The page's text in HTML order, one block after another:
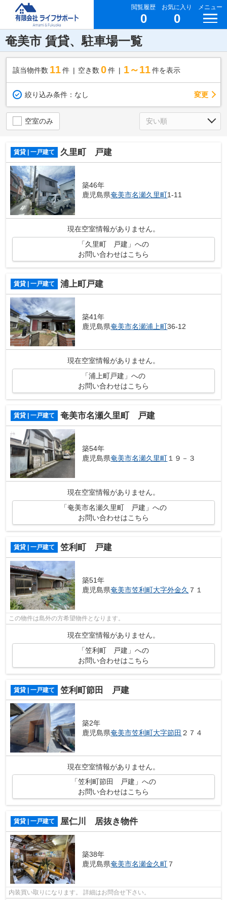
閲覧履歴
0
お気に入り
0
メニュー
奄美市 賃貸、駐車場一覧
該当物件数 11件 空き数 0 件 1～11 件を表示
絞り込み条件： なし 変更
空室のみ
賃貸 | 一戸建て 久里町 戸建
築46年
鹿児島県奄美市名瀬久里町1-11
現在空室情報がありません。
「久里町 戸建」への
お問い合わせはこちら
賃貸 | 一戸建て 浦上町戸建
築41年
鹿児島県奄美市名瀬浦上町36-12
現在空室情報がありません。
「浦上町戸建」への
お問い合わせはこちら
賃貸 | 一戸建て 奄美市名瀬久里町 戸建
築54年
鹿児島県奄美市名瀬久里町 １９－３
現在空室情報がありません。
「奄美市名瀬久里町 戸建」への
お問い合わせはこちら
賃貸 | 一戸建て 笠利町 戸建
築51年
鹿児島県奄美市笠利町大字外金久 ７１
この物件は島外の方希望物件となります。
現在空室情報がありません。
「笠利町 戸建」への
お問い合わせはこちら
賃貸 | 一戸建て 笠利町節田 戸建
築2年
鹿児島県奄美市笠利町大字節田 ２７４
現在空室情報がありません。
「笠利町節田 戸建」への
お問い合わせはこちら
賃貸 | 一戸建て 屋仁川 居抜き物件
築38年
鹿児島県奄美市名瀬金久町 ７
内装買い取りになります。 詳細はお問合せ下さい。